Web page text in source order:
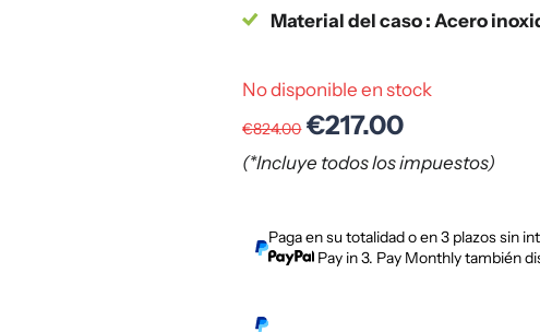
Material del caso : Acero
No disponible en stock
€824.00€217.00
(*Incluye todos los impuestos)
Paga en su totalidad o en 3 plazos sin
Pay in 3. Pay Monthly también